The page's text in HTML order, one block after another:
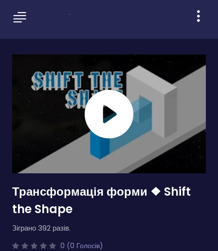
Трансформація форми ❖ Shift
the Shape
Зіграно 392 разів.
0 (0 Голосів)